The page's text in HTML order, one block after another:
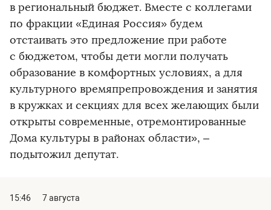
в региональный бюджет. Вместе с коллегами
по фракции «Единая Россия» будем
отстаивать это предложение при работе
с бюджетом, чтобы дети могли получать
образование в комфортных условиях, а для
культурного времяпрепровождения и занятия
в кружках и секциях для всех желающих были
открыты современные, отремонтированные
Дома культуры в районах области», –
подытожил депутат.
15:46
7 августа